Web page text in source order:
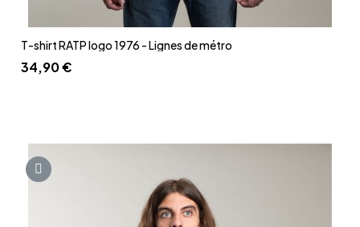
Aperçu rapide
T-shirt RATP logo 1976 - Lignes de métro
34,90 €